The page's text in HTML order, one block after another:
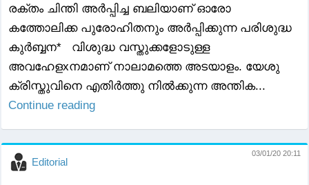
രക്തം ചിന്തി അർപ്പിച്ച ബലിയാണ് ഓരോ
കത്തോലിക്ക പുരോഹിതനും അർപ്പിക്കുന്ന പരിശുദ്ധ
കുർബ്ബന* വിശുദ്ധ വസ്തുക്കളോടുള്ള
അവഹേളxനമാണ് നാലാമത്തെ അടയാളം. യേശു
ക്രിസ്തുവിനെ എതിർത്തു നിൽക്കുന്ന അന്തിക...
Continue reading
Editorial
03/01/20 20:11